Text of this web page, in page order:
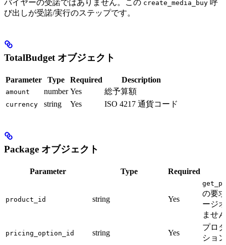
バイヤーの受諾ではありません。この create_media_buy 呼
び出しが受諾/実行のステップです。
TotalBudget オブジェクト
Parameter Type Required Description
amount number Yes 総予算額
currency string Yes ISO 4217 通貨コード
Package オブジェクト
Parameter Type Required
product_id string Yes
の要
ージ
ませ
pricing_option_id string Yes
プロ
ショ